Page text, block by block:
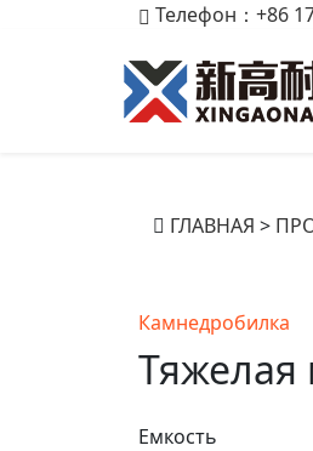
Телефон：+86
ГЛАВНАЯ >
Камнедробилка
Тяжелая
Емкость